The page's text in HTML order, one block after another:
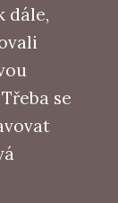
dále,
se